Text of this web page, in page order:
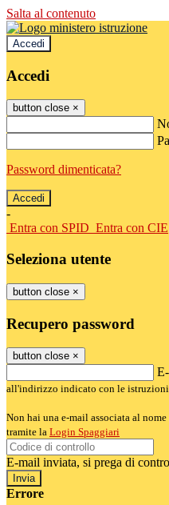
Salta al contenuto
Accedi
Accedi
button close ×
Password dimenticata?
-
Entra con SPID Entra con CIE
Seleziona utente
button close ×
Recupero password
button close ×
all'indirizzo indicato con le istruzioni
Non hai una e-mail associata al
tramite la Login Spaggiari
E-mail inviata, si prega di
Errore